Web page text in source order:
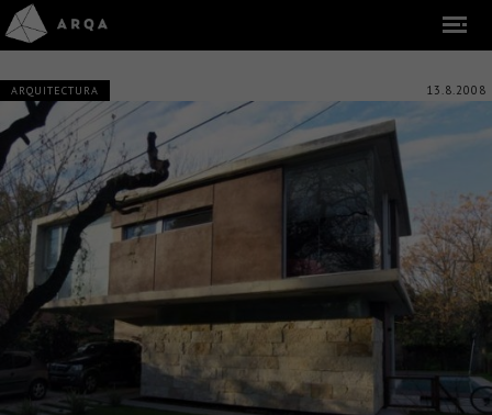
ARQUITECTURA 13.8.2008